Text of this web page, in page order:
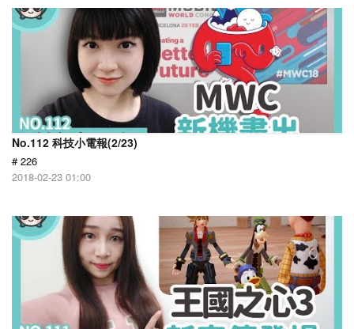
No.112 科技小電報(2/23)
# 226
2018-02-23 01:00